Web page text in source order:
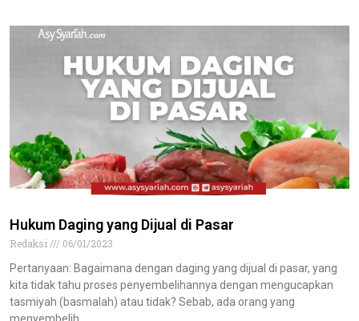
Hukum Daging yang Dijual di Pasar
Redaksi
06/01/2023
Pertanyaan: Bagaimana dengan daging yang dijual di pasar, yang
kita tidak tahu proses penyembelihannya dengan mengucapkan
tasmiyah (basmalah) atau tidak? Sebab, ada orang yang
menyembelih